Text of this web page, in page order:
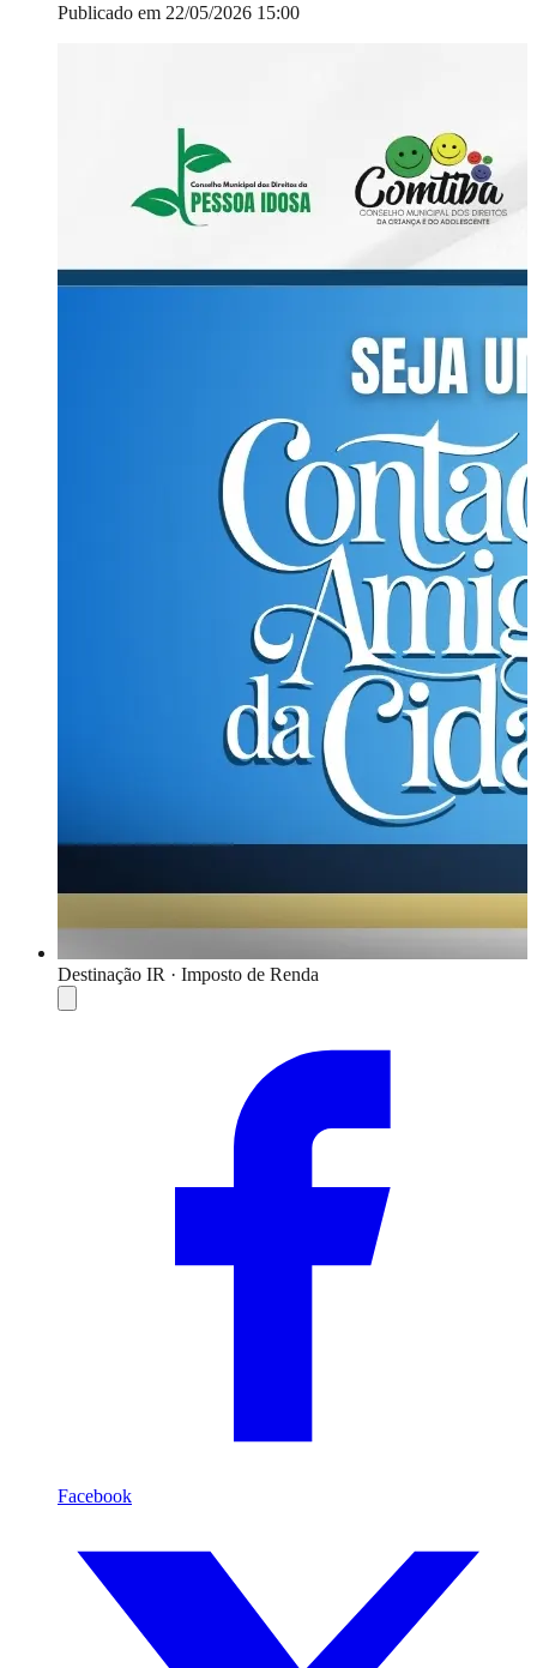
Publicado em 22/05/2026 15:00
Destinação IR · Imposto de Renda
Compartilhar
Facebook